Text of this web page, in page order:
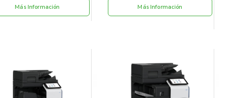
Más Información Más Información